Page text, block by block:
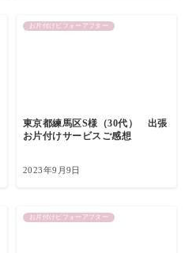
お片付けビフォーアフター
東京都練馬区S様（30代） 出張
お片付けサービスご感想
2023年9月9日
お片付けビフォーアフター